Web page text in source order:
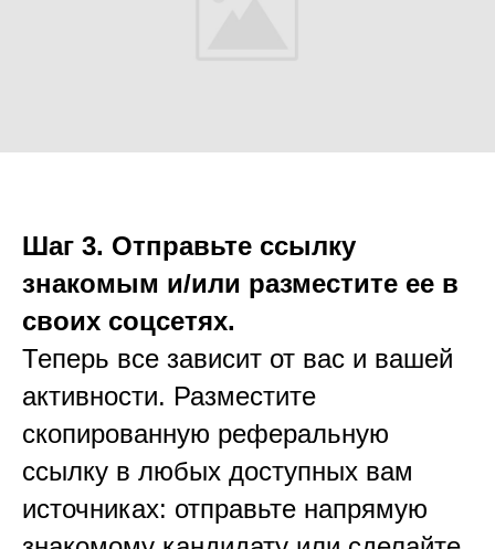
Шаг 3. Отправьте ссылку
знакомым и/или разместите ее в
своих соцсетях.
Теперь все зависит от вас и вашей
активности. Разместите
скопированную реферальную
ссылку в любых доступных вам
источниках: отправьте напрямую